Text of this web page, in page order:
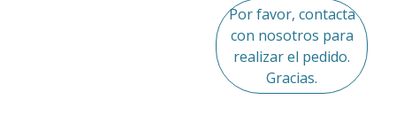
Por favor, contacta
con nosotros para
realizar el pedido.
Gracias.